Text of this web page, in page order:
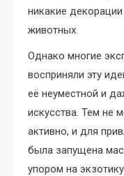
никакие
животных.
Однако многие
восприняли эту
её неуместной и
искусства. Тем не
активно, и для
была запущена
упором на